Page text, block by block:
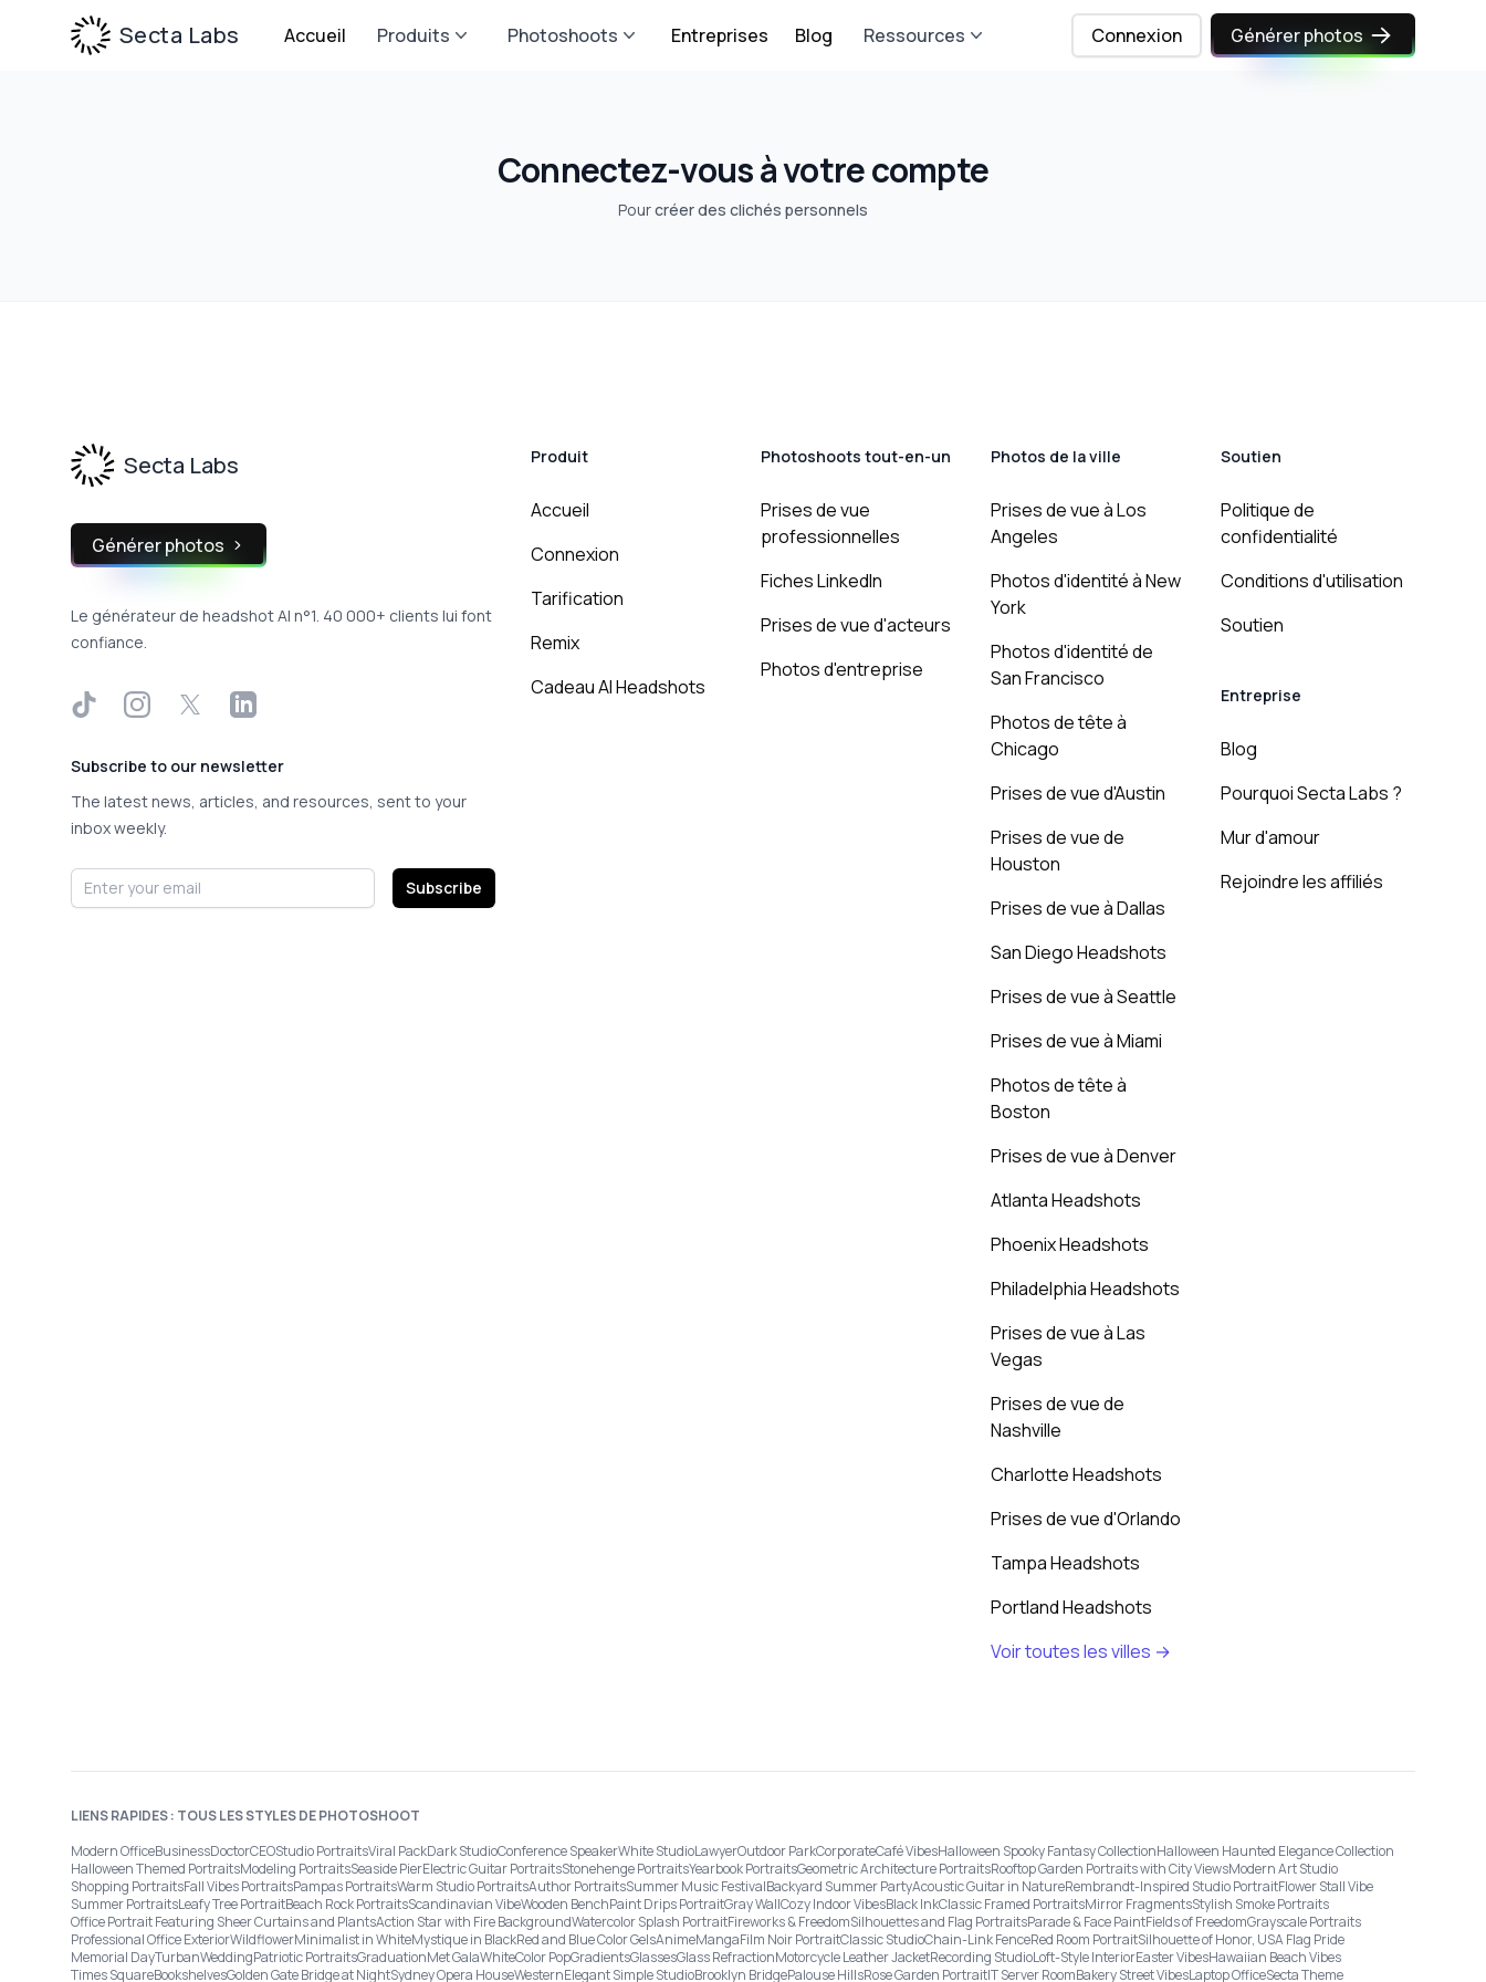
Secta Labs Accueil Produits Photoshoots Entreprises Blog Ressources Connexion Générer photos
Connectez-vous à votre compte
Pourcréer des clichés personnels
Secta Labs
Générer photos
Le générateur de headshot AI n°1. 40 000+ clients lui font
confiance.
TikTokInstagram
X LinkedIn
Subscribe to our newsletter
The latest news, articles, and resources, sent to your
inbox weekly.
Email address Subscribe
Produit
Accueil
Connexion
Tarification
Remix
Cadeau AI Headshots
Photoshoots tout-en-un
Prises de vue
professionnelles
Fiches LinkedIn
Prises de vue d'acteurs
Photos d'entreprise
Photos de la ville
Prises de vue à Los
Angeles
Photos d'identité à New
York
Photos d'identité de
San Francisco
Photos de tête à
Chicago
Prises de vue d'Austin
Prises de vue de
Houston
Prises de vue à Dallas
San Diego Headshots
Prises de vue à Seattle
Prises de vue à Miami
Photos de tête à
Boston
Prises de vue à Denver
Atlanta Headshots
Phoenix Headshots
Philadelphia Headshots
Prises de vue à Las
Vegas
Prises de vue de
Nashville
Charlotte Headshots
Prises de vue d'Orlando
Tampa Headshots
Portland Headshots
Voir toutes les villes →
Soutien
Politique de
confidentialité
Conditions d'utilisation
Soutien
Entreprise
Blog
Pourquoi Secta Labs ?
Mur d'amour
Rejoindre les affiliés
LIENS RAPIDES : TOUS LES STYLES DE PHOTOSHOOT
Modern OfficeBusinessDoctorCEOStudio PortraitsViral PackDark StudioConference SpeakerWhite StudioLawyerOutdoor ParkCorporateCafé VibesHalloween Spooky Fantasy CollectionHalloween Haunted Elegance Collection
Halloween Themed PortraitsModeling PortraitsSeaside PierElectric Guitar PortraitsStonehenge PortraitsYearbook PortraitsGeometric Architecture PortraitsRooftop Garden Portraits with City ViewsModern Art Studio
Shopping PortraitsFall Vibes PortraitsPampas PortraitsWarm Studio PortraitsAuthor PortraitsSummer Music FestivalBackyard Summer PartyAcoustic Guitar in NatureRembrandt-Inspired Studio PortraitFlower Stall Vibe
Summer PortraitsLeafy Tree PortraitBeach Rock PortraitsScandinavian VibeWooden BenchPaint Drips PortraitGray WallCozy Indoor VibesBlack InkClassic Framed PortraitsMirror FragmentsStylish Smoke Portraits
Office Portrait Featuring Sheer Curtains and PlantsAction Star with Fire BackgroundWatercolor Splash PortraitFireworks & FreedomSilhouettes and Flag PortraitsParade & Face PaintFields of FreedomGrayscale Portraits
Professional Office ExteriorWildflowerMinimalist in WhiteMystique in BlackRed and Blue Color GelsAnimeMangaFilm Noir PortraitClassic StudioChain-Link FenceRed Room PortraitSilhouette of Honor, USA Flag Pride
Memorial DayTurbanWeddingPatriotic PortraitsGraduationMet GalaWhiteColor PopGradientsGlassesGlass RefractionMotorcycle Leather JacketRecording StudioLoft-Style InteriorEaster VibesHawaiian Beach Vibes
Times SquareBookshelvesGolden Gate Bridge at NightSydney Opera HouseWesternElegant Simple StudioBrooklyn BridgePalouse HillsRose Garden PortraitIT Server RoomBakery Street VibesLaptop OfficeSecta Theme